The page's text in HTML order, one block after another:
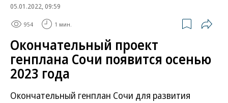
05.01.2022, 09:59
954 1 мин.
Окончательный проект
генплана Сочи появится осенью
2023 года
Окончательный генплан Сочи для развития